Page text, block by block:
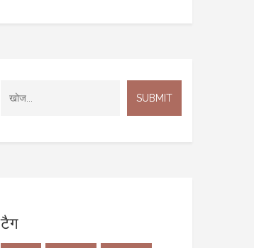
टैग